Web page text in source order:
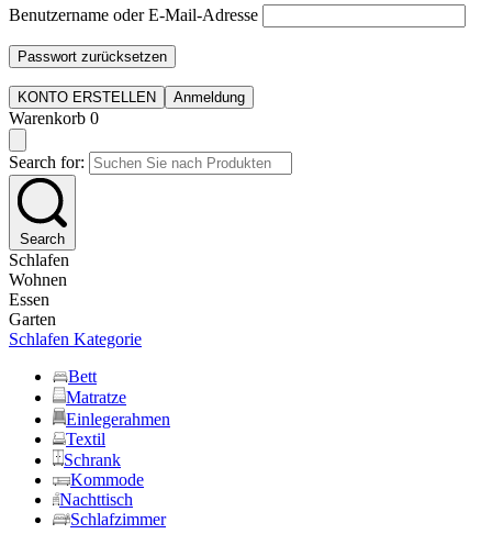
Benutzername oder E-Mail-Adresse
Passwort zurücksetzen
KONTO ERSTELLEN Anmeldung
Warenkorb 0
Search for:
Search
Schlafen
Wohnen
Essen
Garten
Schlafen Kategorie
Bett
Matratze
Einlegerahmen
Textil
Schrank
Kommode
Nachttisch
Schlafzimmer